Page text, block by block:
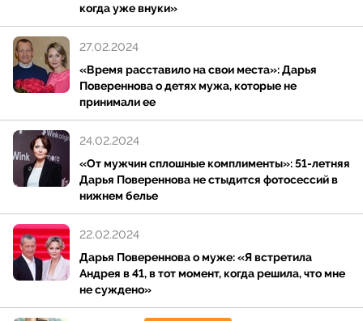
когда уже внуки»
«Время расставило на свои места»: Дарья
Повереннова о детях мужа, которые не
принимали ее
27.02.2024
«От мужчин сплошные комплименты»: 51-летняя
Дарья Повереннова не стыдится фотосессий в
нижнем белье
24.02.2024
Дарья Повереннова о муже: «Я встретила
Андрея в 41, в тот момент, когда решила, что мне
не суждено»
22.02.2024